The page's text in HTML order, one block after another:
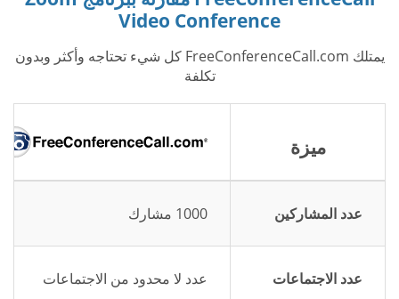
Video Conference
يمتلك FreeConferenceCall.com كل شيء تحتاجه وأكثر وبدون
تكلفة
ميزة
عدد المشاركين 1000 مشارك
عدد الاجتماعات عدد لا محدود من الاجتماعات